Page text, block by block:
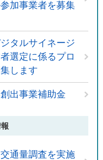
加事業者を募集
タルサイネージ
選定に係るプロ
します
出事業補助金
通量調査を実施